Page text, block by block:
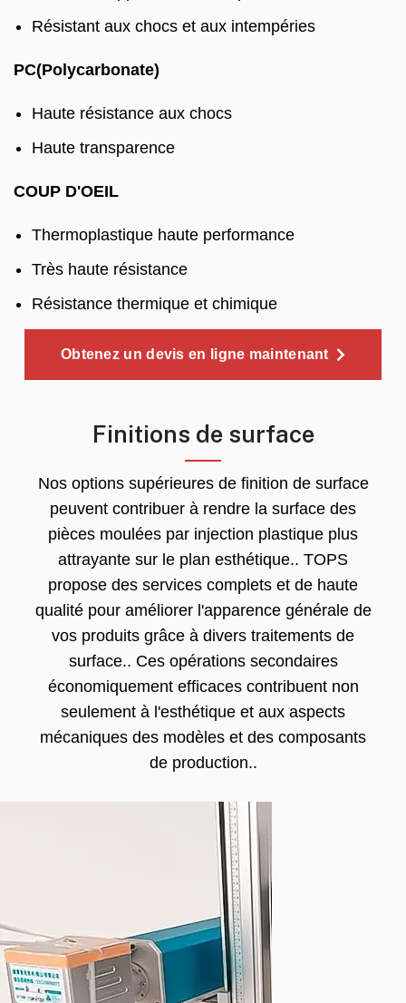
Résistant aux chocs et aux intempéries
PC(Polycarbonate)
Haute résistance aux chocs
Haute transparence
COUP D'OEIL
Thermoplastique haute performance
Très haute résistance
Résistance thermique et chimique
Obtenez un devis en ligne maintenant
Finitions de surface
Nos options supérieures de finition de surface
peuvent contribuer à rendre la surface des
pièces moulées par injection plastique plus
attrayante sur le plan esthétique.. TOPS
propose des services complets et de haute
qualité pour améliorer l'apparence générale de
vos produits grâce à divers traitements de
surface.. Ces opérations secondaires
économiquement efficaces contribuent non
seulement à l'esthétique et aux aspects
mécaniques des modèles et des composants
de production..